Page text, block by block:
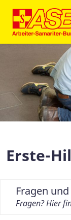
Erste-
Fragen
Fragen? Hier